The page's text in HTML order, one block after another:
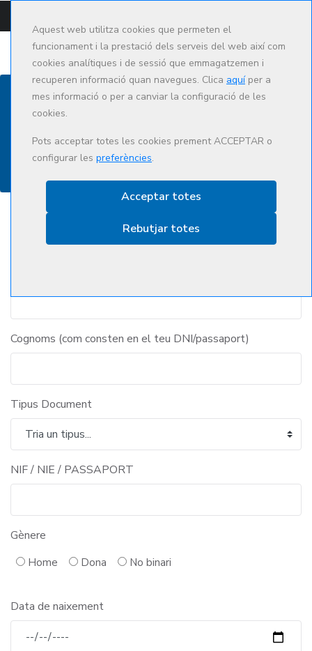
Aquest web utilitza cookies que permeten el
funcionament i la prestació dels serveis del web així com
cookies analítiques i de sessió que emmagatzemen i
recuperen informació quan navegues. Clica aquíper a
mes informació o per a canviar la configuració de les
cookies.
Pots acceptar totes les cookies prement ACCEPTAR o
configurar les preferències.
Acceptar totes
Rebutjar totes
Inscripció
Dades personals
Cognoms (com consten en el teu DNI/passaport)
Tipus Document
NIF / NIE / PASSAPORT
Gènere
Home Dona No binari
Data de naixement